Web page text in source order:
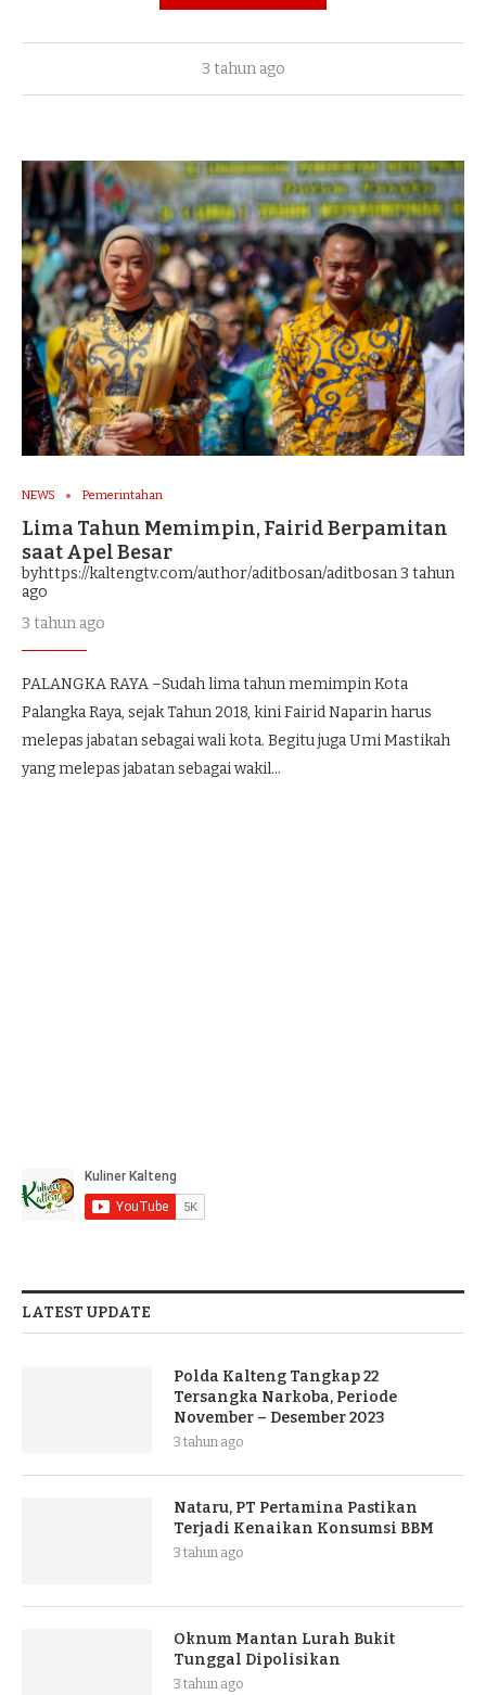
3 tahun ago
NEWS Pemerintahan
Lima Tahun Memimpin, Fairid Berpamitan
saat Apel Besar
byhttps://kaltengtv.com/author/aditbosan/aditbosan3 tahun
ago
3 tahun ago
PALANGKA RAYA –Sudah lima tahun memimpin Kota
Palangka Raya, sejak Tahun 2018, kini Fairid Naparin harus
melepas jabatan sebagai wali kota. Begitu juga Umi Mastikah
yang melepas jabatan sebagai wakil…
LATEST UPDATE
Polda Kalteng Tangkap 22
Tersangka Narkoba, Periode
November – Desember 2023
3 tahun ago
Nataru, PT Pertamina Pastikan
Terjadi Kenaikan Konsumsi BBM
3 tahun ago
Oknum Mantan Lurah Bukit
Tunggal Dipolisikan
3 tahun ago